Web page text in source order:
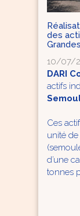
des
10/07/
DARI
actifs
Ces
unité
d’une
tonnes